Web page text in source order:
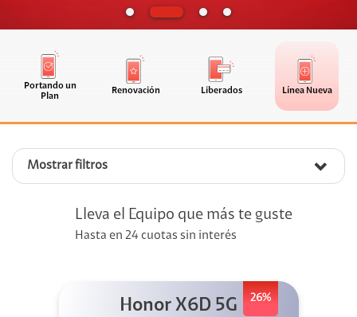
Portando un
Plan
Renovación Liberados Línea Nueva
Mostrar filtros
Lleva el Equipo que más te guste
Hasta en 24 cuotas sin interés
26%
Honor X6D 5G